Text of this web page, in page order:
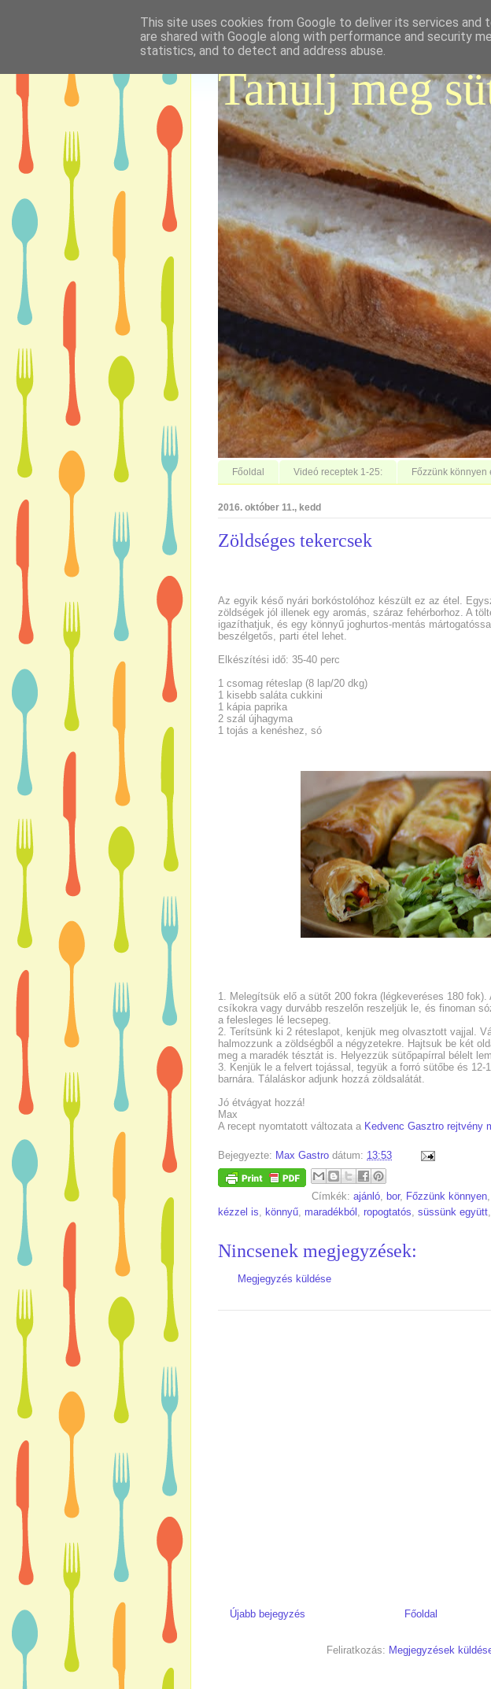
Tanulj meg
Főoldal Videó receptek 1-25: Főzzünk könnyen
2016. október 11., kedd
Zöldséges tekercsek
Az egyik késő nyári borkóstolóhoz készült ez az étel.
zöldségek jól illenek egy aromás, száraz fehérborhoz. A
igazíthatjuk, és egy könnyű joghurtos-mentás
beszélgetős, parti étel lehet.
Elkészítési idő: 35-40 perc
1 csomag réteslap (8 lap/20 dkg)
1 kisebb saláta cukkini
1 kápia paprika
2 szál újhagyma
1 tojás a kenéshez, só
1. Melegítsük elő a sütőt 200 fokra (légkeveréses 180
csíkokra vagy durvább reszelőn reszeljük le, és finoman
a felesleges lé lecsepeg.
2. Terítsünk ki 2 réteslapot, kenjük meg olvasztott vajjal.
halmozzunk a zöldségből a négyzetekre. Hajtsuk be két
meg a maradék tésztát is. Helyezzük sütőpapírral bélelt
3. Kenjük le a felvert tojással, tegyük a forró sütőbe és 12-
barnára. Tálaláskor adjunk hozzá zöldsalátát.
Jó étvágyat hozzá!
Max
A recept nyomtatott változata a Kedvenc Gasztro rejtvény
Bejegyezte: Max Gastro dátum: 13:53
Címkék: ajánló, bor, Főzzünk könnyen,
kézzel is, könnyű, maradékból , ropogtatós, süssünk együtt,
Nincsenek megjegyzések:
Megjegyzés küldése
Újabb bejegyzés Főoldal
Feliratkozás: Megjegyzések
This site uses cookies from Google to deliver its services and
are shared with Google along with performance and security
statistics, and to detect and address abuse.